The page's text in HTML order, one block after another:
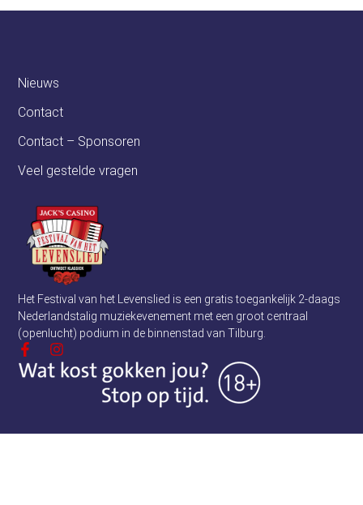
Het Festival van het Levenslied is een gratis toegankelijk 2-daags
Nederlandstalig muziekevenement met een groot centraal
(openlucht) podium in de binnenstad van Tilburg.
Nieuws
Contact
Contact – Sponsoren
Veel gestelde vragen